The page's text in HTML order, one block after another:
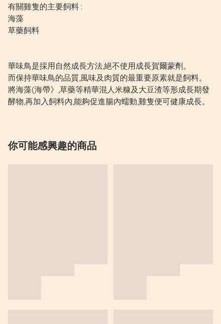
有關雞隻的主要飼料 :
海藻
草藥飼料
華味鳥是採用自然成長方法,絕不使用成長賀爾蒙劑。
而保持華味鳥的品質,風味及肉質的最重要原素就是飼料。
將海藻(海帶》,草藥等精華混人米糠及大豆渣等形成長期發
酵物,再加入飼料內,能夠促進腸內蠕動,雞隻便可健康成長。
你可能感興趣的商品